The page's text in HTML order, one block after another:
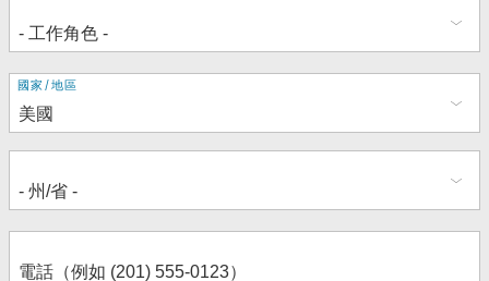
地
址
國家/地區